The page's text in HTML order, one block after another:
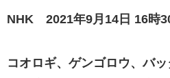
NHK 2021年9月14日 16時
コオロギ、ゲンゴロウ、バ